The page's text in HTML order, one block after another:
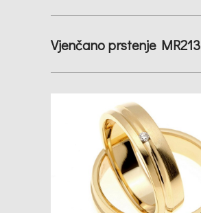
Vjenčano prstenje MR213